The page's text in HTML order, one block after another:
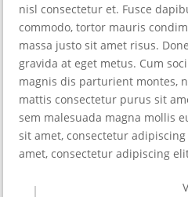
nisl consectetur et. Fusce
commodo, tortor mauris
massa justo sit amet risus.
gravida at eget metus. Cum
magnis dis parturient montes,
mattis consectetur purus sit
sem malesuada magna mollis
sit amet, consectetur
amet, consectetur adipiscing